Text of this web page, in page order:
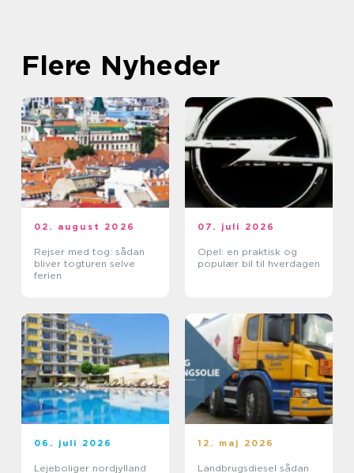
Flere Nyheder
02. august 2026
Rejser med tog: sådan
bliver togturen selve
ferien
07. juli 2026
Opel: en praktisk og
populær bil til hverdagen
06. juli 2026
Lejeboliger nordjylland
12. maj 2026
Landbrugsdiesel sådan